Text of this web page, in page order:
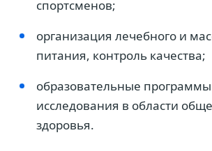
спортсменов;
организация лечебного и
питания, контроль качества;
образовательные
исследования в области
здоровья.